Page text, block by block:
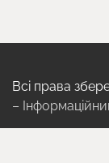
Всі права
–